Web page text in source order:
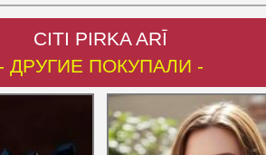
CITI PIRKA ARĪ
- ДРУГИЕ ПОКУПАЛИ -